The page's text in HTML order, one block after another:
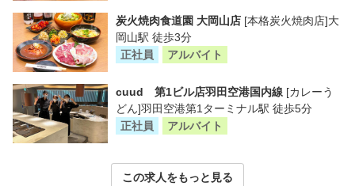
炭火焼肉食道園 大岡山店 [本格炭火焼肉店]大
岡山駅 徒歩3分
正社員
アルバイト
cuud 第1ビル店羽田空港国内線 [カレーう
どん]羽田空港第1ターミナル駅 徒歩5分
正社員
アルバイト
この求人をもっと見る